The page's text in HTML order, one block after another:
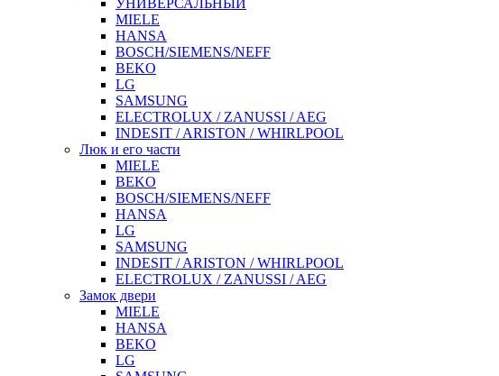
УНИВЕРСАЛЬНЫЙ
MIELE
HANSA
BOSCH/SIEMENS/NEFF
BEKO
LG
SAMSUNG
ELECTROLUX / ZANUSSI / AEG
INDESIT / ARISTON / WHIRLPOOL
Люк и его части
MIELE
BEKO
BOSCH/SIEMENS/NEFF
HANSA
LG
SAMSUNG
INDESIT / ARISTON / WHIRLPOOL
ELECTROLUX / ZANUSSI / AEG
Замок двери
MIELE
HANSA
BEKO
LG